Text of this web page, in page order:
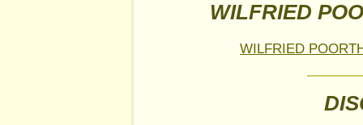
WILFRIED
WILFRIED